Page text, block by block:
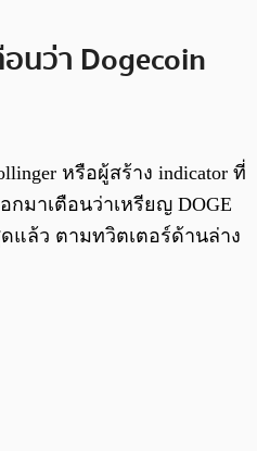
นว่า Dogecoin
หรือผู้สร้าง indicator ที่
กมาเตือนว่าเหรียญ DOGE
แล้ว ตามทวิตเตอร์ด้านล่าง